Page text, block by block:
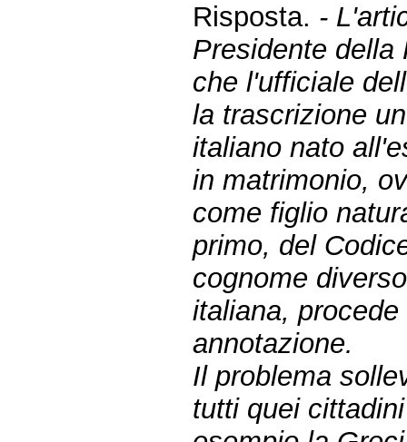
Risposta. -
Presidente della
che l'ufficiale
la trascrizione
italiano nato
in matrimonio,
come figlio
primo, del
cognome
italiana,
annotazione.
Il problema
tutti quei